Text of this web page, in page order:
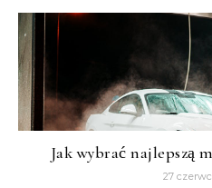
Jak wybrać najlepszą
27